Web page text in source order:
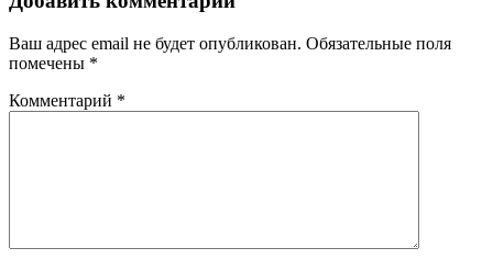
Ваш адрес email не будет опубликован. Обязательные поля
помечены *
Комментарий *